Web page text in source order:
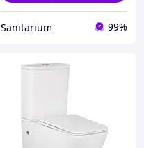
Sanitarium 99%